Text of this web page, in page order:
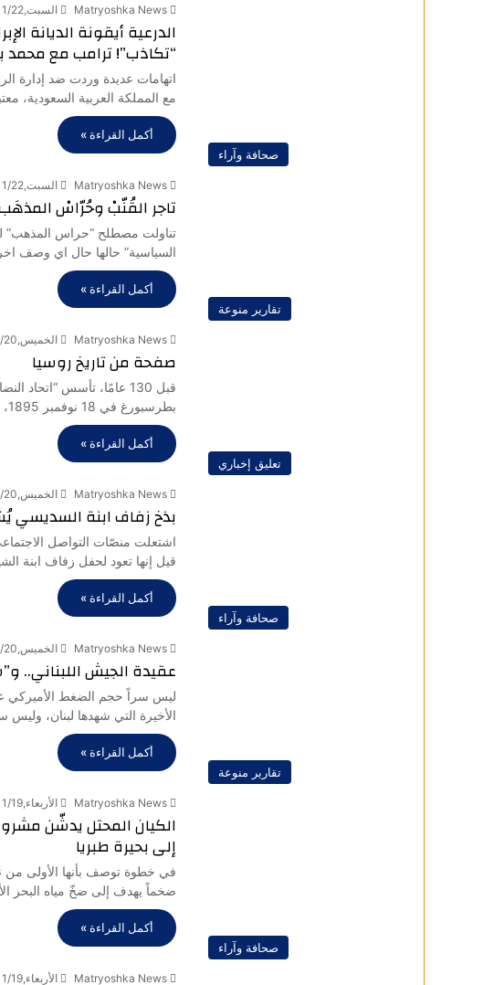
Matryoshka News السبت,2025/11/22 3:56 مساءً
الدرعية أيقونة الديانة
“تكاذب”! ترامب مع محمد
اتهامات عديدة وردت ضد إدارة
مع المملكة العربية السعودية،
أكمل القراءة »
صحافة وآراء
Matryoshka News السبت,2025/11/22 10:03 صباحًا
تاجر القُنّبْ وحُرّاسْ
تناولت مصطلح “حراس المذهب”
السياسية” حالها حال اي وصف
أكمل القراءة »
تقارير منوعة
Matryoshka News الخميس,2025/11/20 11:33 صباحًا
صفحة من تاريخ روسيا
قبل 130 عامًا، تأسس
بطرسبورغ في 18 نوفمبر 1895، وبمبادرة من…
أكمل القراءة »
تعليق إخباري
Matryoshka News الخميس,2025/11/20 11:31 صباحًا
بذخ زفاف ابنة السديسي
اشتعلت منصّات التواصل
قيل إنها تعود لحفل زفاف ابنة
أكمل القراءة »
صحافة وآراء
Matryoshka News الخميس,2025/11/20 11:27 صباحًا
عقيدة الجيش اللبناني..
ليس سراً حجم الضغط الأميركي
الأخيرة التي شهدها لبنان، وليس
أكمل القراءة »
تقارير منوعة
Matryoshka News الأربعاء,2025/11/19 3:58 مساءً
الكيان المحتل يدشّن
إلى بحيرة طبريا
في خطوة توصف بأنها الأولى من
ضخماً يهدف إلى ضخّ مياه البحر
أكمل القراءة »
صحافة وآراء
Matryoshka News الأربعاء,2025/11/19 3:26 مساءً